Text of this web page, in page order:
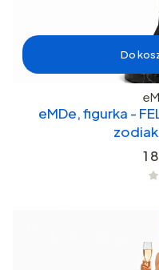
Do
eMDe, figurka -
1